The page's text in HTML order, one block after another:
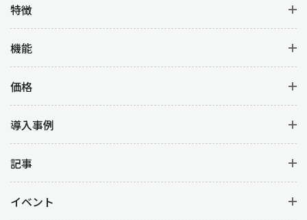
特徴
機能
価格
導入事例
記事
イベント